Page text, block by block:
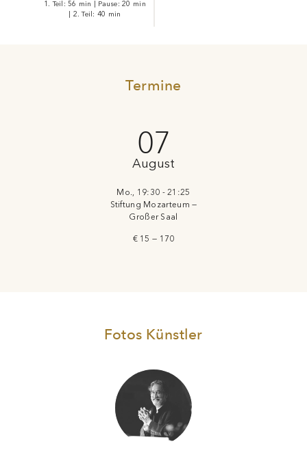
1. Teil: 56 min
Pause: 20 min
2. Teil: 40 min
Termine
07
August
Mo., 19:30 - 21:25
Stiftung Mozarteum —
Großer Saal
€ 15 — 170
Fotos Künstler